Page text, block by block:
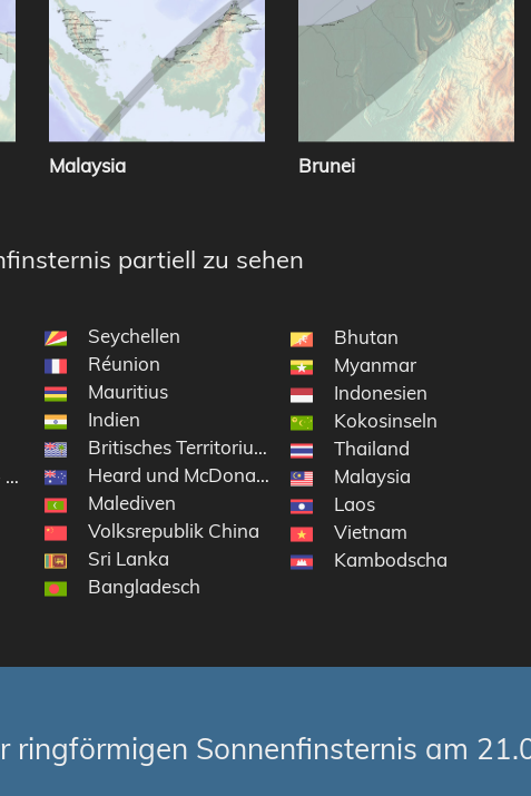
Malaysia Brunei
partiell zu sehen
und Antarktisgebiete
Seychellen
Réunion
Mauritius
Indien
Britisches Territorium im Indischen Ozean
Heard und McDonaldinseln
Malediven
Volksrepublik China
Sri Lanka
Bangladesch
Bhutan
Myanmar
Indonesien
Kokosinseln
Thailand
Malaysia
Laos
Vietnam
Kambodscha
Sonnenfinsternis am